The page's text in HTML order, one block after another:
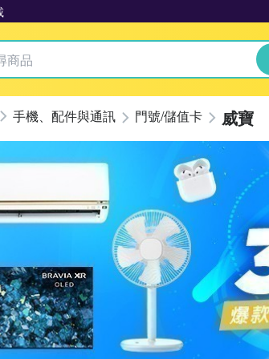
手機、配件與通訊 門號/儲值卡 威寶